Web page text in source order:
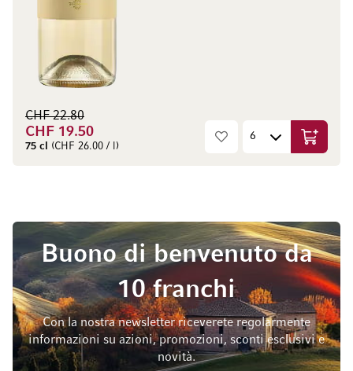
CHF 19.50
CHF 22.80
75 cl (CHF 26.00 / l)
Buono di benvenuto da
10 franchi
Con la nostra newsletter riceverete regolarmente
informazioni su azioni, promozioni, sconti esclusivi e
novità.